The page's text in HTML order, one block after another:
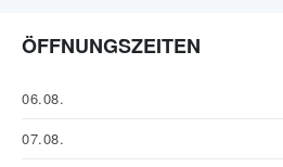
ÖFFNUNGSZEITEN
06.08.
07.08.